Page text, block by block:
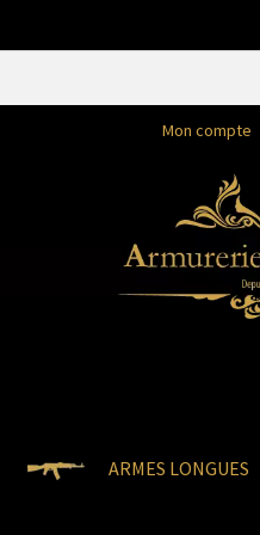
Mon compte
ARMES LONGUES